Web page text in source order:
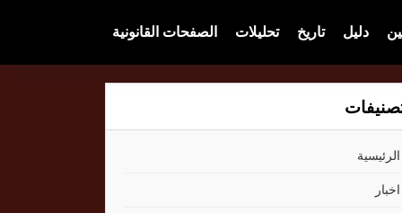
دليل تاريخ تحليلات الصفحات القانونية
الرئيسية
اخبار